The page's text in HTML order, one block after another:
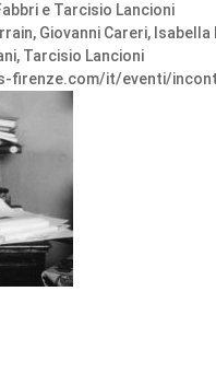
e Tarcisio Lancioni
Giovanni Careri,
Tarcisio Lancioni
firenze.com/it/eventi/